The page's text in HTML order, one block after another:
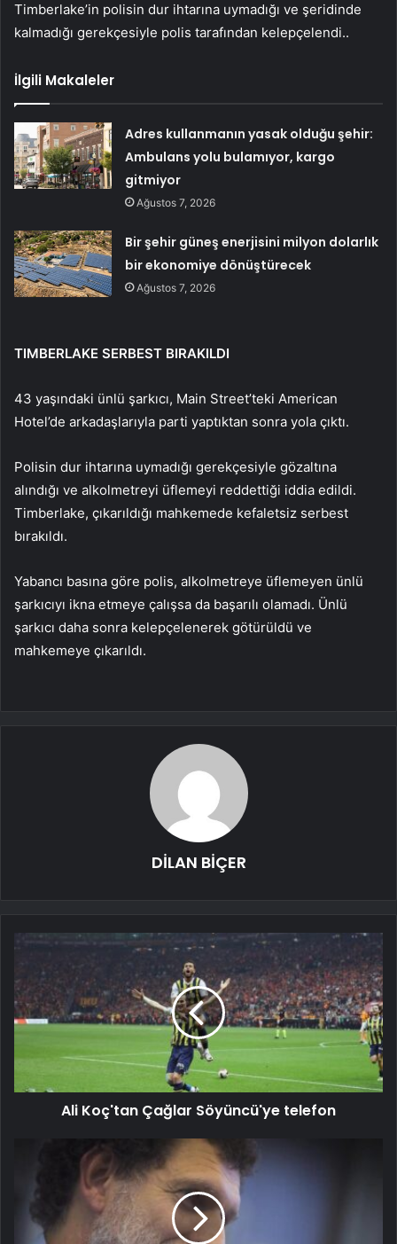
Timberlake’in polisin dur ihtarına uymadığı ve şeridinde
kalmadığı gerekçesiyle polis tarafından kelepçelendi..
İlgili Makaleler
Adres kullanmanın yasak olduğu şehir:
Ambulans yolu bulamıyor, kargo
gitmiyor
Ağustos 7, 2026
Bir şehir güneş enerjisini milyon dolarlık
bir ekonomiye dönüştürecek
Ağustos 7, 2026
TIMBERLAKE SERBEST BIRAKILDI
43 yaşındaki ünlü şarkıcı, Main Street’teki American
Hotel’de arkadaşlarıyla parti yaptıktan sonra yola çıktı.
Polisin dur ihtarına uymadığı gerekçesiyle gözaltına
alındığı ve alkolmetreyi üflemeyi reddettiği iddia edildi.
Timberlake, çıkarıldığı mahkemede kefaletsiz serbest
bırakıldı.
Yabancı basına göre polis, alkolmetreye üflemeyen ünlü
şarkıcıyı ikna etmeye çalışsa da başarılı olamadı. Ünlü
şarkıcı daha sonra kelepçelenerek götürüldü ve
mahkemeye çıkarıldı.
DİLAN BİÇER
Ali Koç'tan Çağlar Söyüncü'ye telefon